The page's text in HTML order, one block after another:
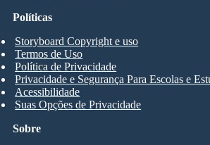
Sobre
Políticas
Storyboard Copyright e uso
Termos de Uso
Política de Privacidade
Privacidade e Segurança Para Escolas e
Acessibilidade
Suas Opções de Privacidade